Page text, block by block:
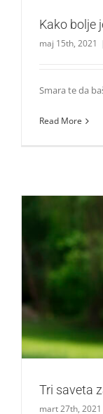
Kako bolje
maj 15th, 2021
Smara te da
Read More
Tri saveta
mart 27th, 2021